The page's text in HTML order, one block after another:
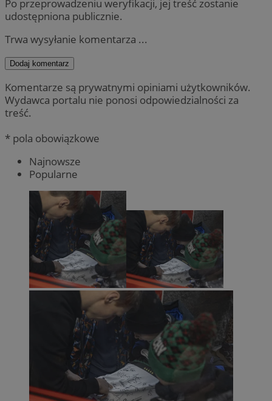
Po przeprowadzeniu weryfikacji, jej treść zostanie
udostępniona publicznie.
Trwa wysyłanie komentarza ...
Dodaj komentarz
Komentarze są prywatnymi opiniami użytkowników.
Wydawca portalu nie ponosi odpowiedzialności za
treść.
* pola obowiązkowe
Najnowsze
Popularne